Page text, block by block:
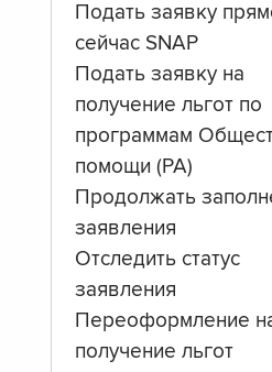
Подать заявку
сейчас SNAP
Подать заявку на
получение льгот по
программам
помощи (PA)
Продолжать
заявления
Отследить статус
заявления
Переоформление
получение льгот